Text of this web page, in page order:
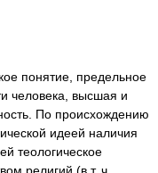
понятие, предельное
человека, высшая и
По происхождению
идеей наличия
теологическое